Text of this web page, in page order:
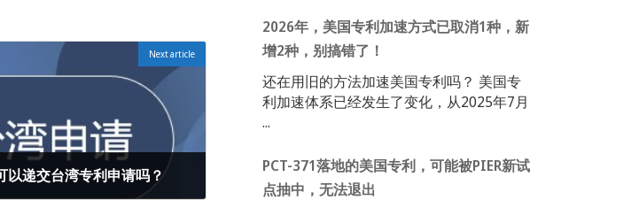
Next article
以递交台湾专利申请吗？
2026年，美国专利加速方式已取消1种，新
增2种，别搞错了！
还在用旧的方法加速美国专利吗？ 美国专
利加速体系已经发生了变化，从2025年7月
...
PCT-371落地的美国专利，可能被PIER新试
点抽中，无法退出